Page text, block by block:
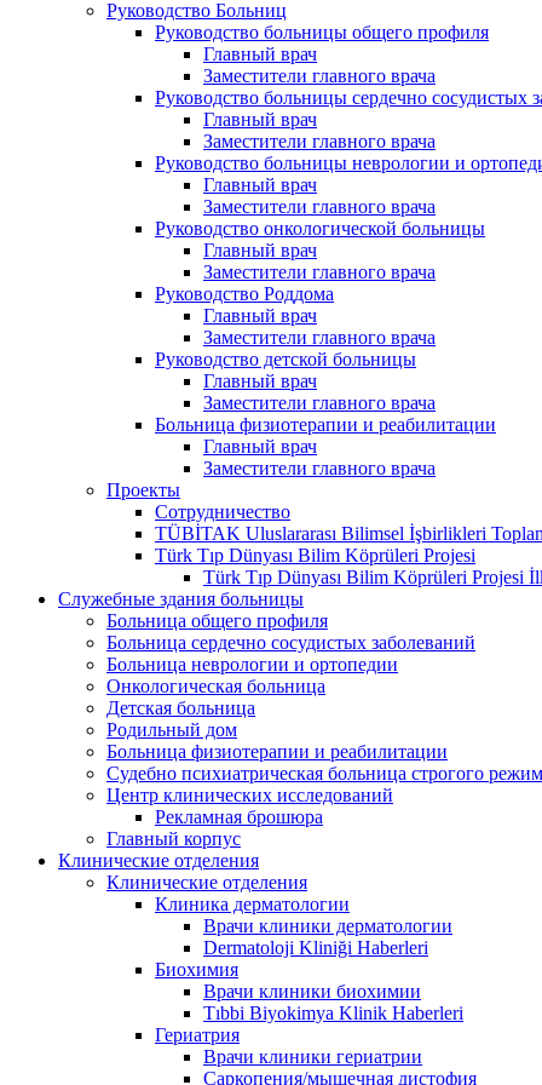
Руководство Больниц
Руководство больницы общего профиля
Главный врач
Заместители главного врача
Руководство больницы сердечно сосудистых
Главный врач
Заместители главного врача
Руководство больницы неврологии и
Главный врач
Заместители главного врача
Руководство онкологической больницы
Главный врач
Заместители главного врача
Руководство Роддома
Главный врач
Заместители главного врача
Руководство детской больницы
Главный врач
Заместители главного врача
Больница физиотерапии и реабилитации
Главный врач
Заместители главного врача
Проекты
Сотрудничество
TÜBİTAK Uluslararası Bilimsel İşbirlikleri
Türk Tıp Dünyası Bilim Köprüleri Projesi
Türk Tıp Dünyası Bilim Köprüleri Projesi
Служебные здания больницы
Больница общего профиля
Больница сердечно сосудистых заболеваний
Больница неврологии и ортопедии
Онкологическая больница
Детская больница
Родильный дом
Больница физиотерапии и реабилитации
Судебно психиатрическая больница строгого
Центр клинических исследований
Рекламная брошюра
Главный корпус
Клинические отделения
Клинические отделения
Клиника дерматологии
Врачи клиники дерматологии
Dermatoloji Kliniği Haberleri
Биохимия
Врачи клиники биохимии
Tıbbi Biyokimya Klinik Haberleri
Гериатрия
Врачи клиники гериатрии
Саркопения/мышечная дистофия